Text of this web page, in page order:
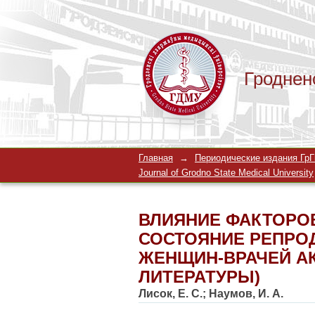
ВЛИЯНИЕ
Главная → Периодические издания
Journal of Grodno State Medical University
ВЛИЯНИЕ
СОСТОЯНИЕ
ЖЕНЩИН-ВРАЧЕЙ
ЛИТЕРАТУРЫ)
Лисок, Е. С.; Наумов, И. А.